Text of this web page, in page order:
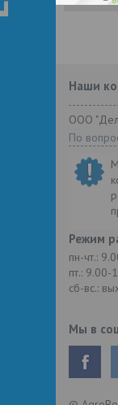
Наши
ООО
По
Режим
пн-чт.:
пт.: 9.00-
сб-вс.:
Мы в